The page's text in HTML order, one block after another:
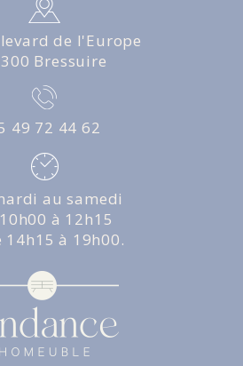
de l'Europe
Bressuire
49 72 44 62
au samedi
à 12h15
14h15 à 19h00.